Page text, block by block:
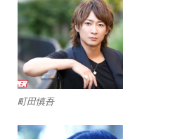
町田慎吾